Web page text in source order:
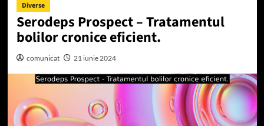
Diverse
Serodeps Prospect – Tratamentul
bolilor cronice eficient.
comunicat 21 iunie 2024